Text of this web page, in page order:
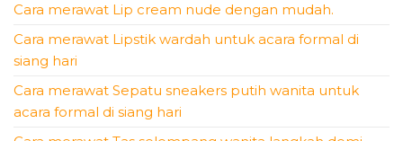
Cara merawat Lip cream nude dengan mudah.
Cara merawat Lipstik wardah untuk acara formal di
siang hari
Cara merawat Sepatu sneakers putih wanita untuk
acara formal di siang hari